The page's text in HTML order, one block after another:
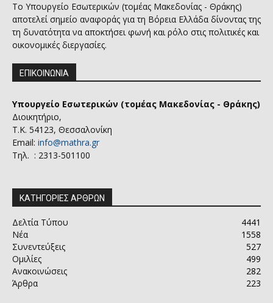
Το Υπουργείο Εσωτερικών (τομέας Μακεδονίας - Θράκης)
αποτελεί σημείο αναφοράς για τη Βόρεια Ελλάδα δίνοντας της
τη δυνατότητα να αποκτήσει φωνή και ρόλο στις πολιτικές και
οικονομικές διεργασίες.
ΕΠΙΚΟΙΝΩΝΙΑ
Υπουργείο Εσωτερικών (τομέας Μακεδονίας - Θράκης)
Διοικητήριο,
Τ.Κ. 54123, Θεσσαλονίκη
Email: info@mathra.gr
Τηλ. : 2313-501100
ΚΑΤΗΓΟΡΙΕΣ ΑΡΘΡΩΝ
Δελτία Τύπου
4441
Νέα
1558
Συνεντεύξεις
527
Ομιλίες
499
Ανακοινώσεις
282
Άρθρα
223